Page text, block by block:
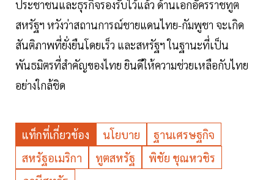
ประชาชนและธุรกิจรองรับไว้แล้ว ด้านเอกอัครราชทูต
สหรัฐฯ หวังว่าสถานการณ์ชายแดนไทย-กัมพูชา จะเกิด
สันติภาพที่ยั่งยืนโดยเร็ว และสหรัฐฯ ในฐานะที่เป็น
พันธมิตรที่สำคัญของไทย ยินดีให้ความช่วยเหลือกับไทย
อย่างใกล้ชิด
แท็กที่เกี่ยวข้อง นโยบาย
ฐานเศรษฐกิจ
สหรัฐอเมริกา
ทูตสหรัฐ
พิชัย ชุณหวชิร